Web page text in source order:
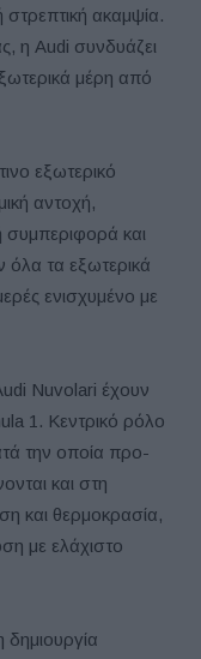
ακαμψία.
η Audi συνδυάζει
μέρη από
εξωτερικό
αντοχή,
συμπεριφορά και
όλα τα εξωτερικά
ενισχυμένο με
Nuvolari έχουν
1. Κεντρικό ρόλο
την οποία προ-
και στη
και θερμοκρασία,
με ελάχιστο
δημιουργία